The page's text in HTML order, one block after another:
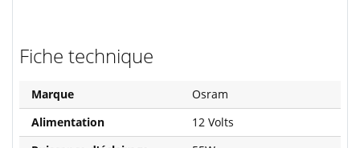
Fiche technique
Marque
Osram
Alimentation
12 Volts